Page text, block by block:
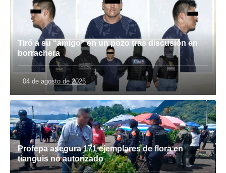
Tiró a su “amigo” en un pozo tras discusión en
borrachera
04 de agosto de 2026
Profepa asegura 171 ejemplares de flora en
tianguis no autorizado